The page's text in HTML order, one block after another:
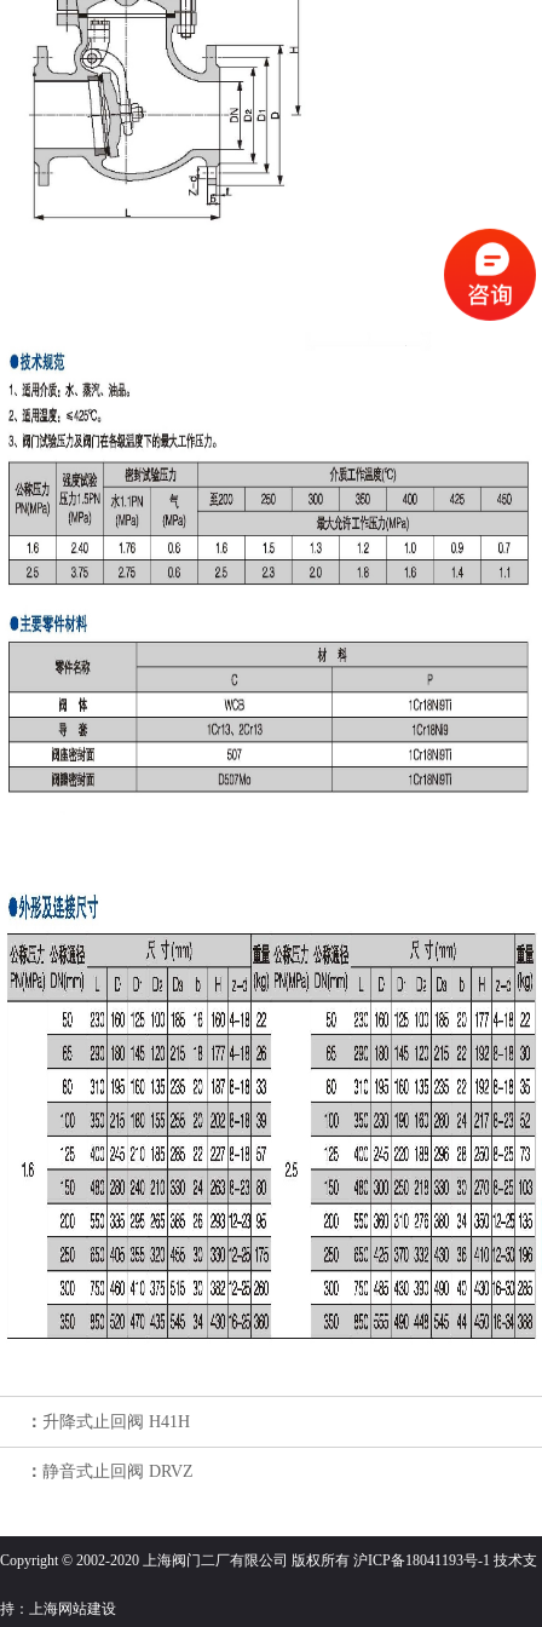
： 升降式止回阀 H41H
： 静音式止回阀 DRVZ
Copyright © 2002-2020 上海阀门二厂有限公司 版权所有 沪ICP备18041193号-1 技术支
持： 上海网站建设